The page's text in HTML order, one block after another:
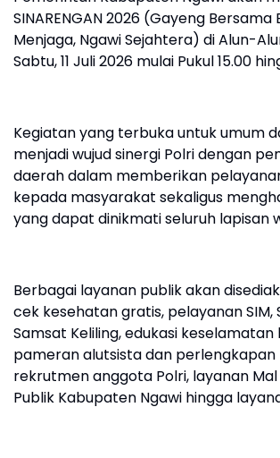
SINARENGAN 2026 (Gayeng
Menjaga, Ngawi Sejahtera) di Alun-
Sabtu, 11 Juli 2026 mulai Pukul 15.00
Kegiatan yang terbuka untuk umum
menjadi wujud sinergi Polri dengan
daerah dalam memberikan
kepada masyarakat sekaligus
yang dapat dinikmati seluruh lapisan
Berbagai layanan publik akan
cek kesehatan gratis, pelayanan SIM,
Samsat Keliling, edukasi
pameran alutsista dan perlengkapan
rekrutmen anggota Polri, layanan
Publik Kabupaten Ngawi hingga